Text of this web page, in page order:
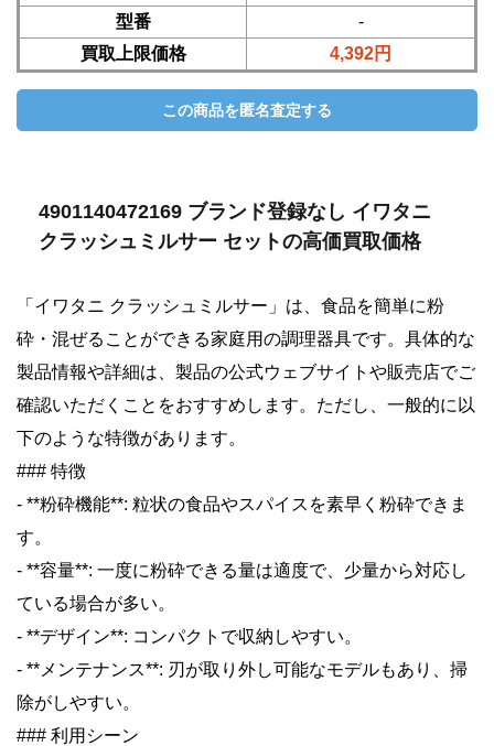
型番
-
買取上限価格
4,392円
4901140472169 ブランド登録なし イワタニ
クラッシュミルサー セットの高価買取価格
「イワタニ クラッシュミルサー」は、食品を簡単に粉
砕・混ぜることができる家庭用の調理器具です。具体的な
製品情報や詳細は、製品の公式ウェブサイトや販売店でご
確認いただくことをおすすめします。ただし、一般的に以
下のような特徴があります。
### 特徴
- **粉砕機能**: 粒状の食品やスパイスを素早く粉砕できま
す。
- **容量**: 一度に粉砕できる量は適度で、少量から対応し
ている場合が多い。
- **デザイン**: コンパクトで収納しやすい。
- **メンテナンス**: 刃が取り外し可能なモデルもあり、掃
除がしやすい。
### 利用シーン